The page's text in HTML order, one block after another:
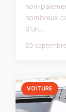
non-
nombreux
d'un...
20
VOITURE